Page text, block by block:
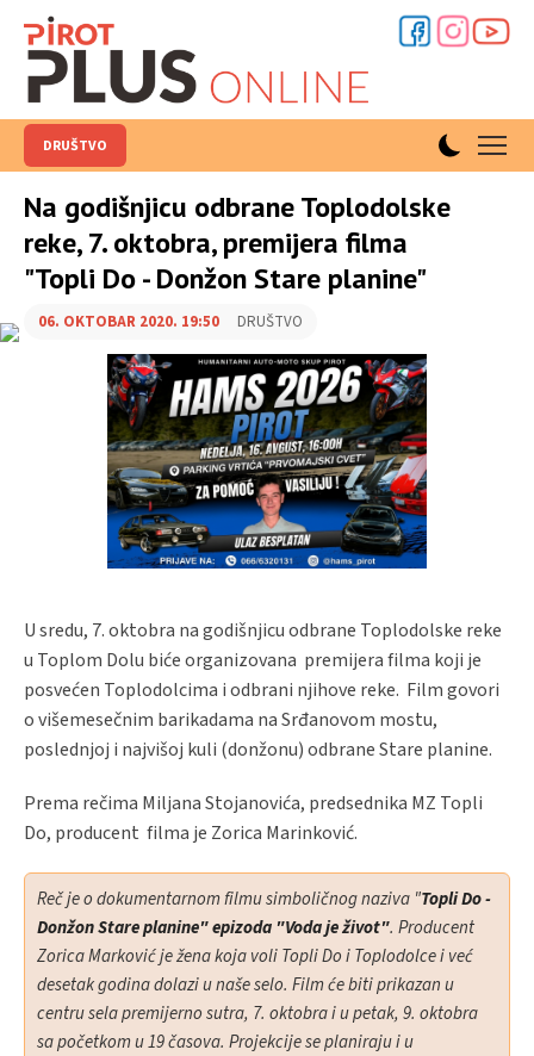
DRUŠTVO
Na godišnjicu odbrane Toplodolske
reke, 7. oktobra, premijera filma
"Topli Do - Donžon Stare planine"
06. OKTOBAR 2020. 19:50 DRUŠTVO
U sredu, 7. oktobra na godišnjicu odbrane Toplodolske reke
u Toplom Dolu biće organizovana premijera filma koji je
posvećen Toplodolcima i odbrani njihove reke. Film govori
o višemesečnim barikadama na Srđanovom mostu,
poslednjoj i najvišoj kuli (donžonu) odbrane Stare planine.
Prema rečima Miljana Stojanovića, predsednika MZ Topli
Do, producent filma je Zorica Marinković.
Reč je o dokumentarnom filmu simboličnog naziva "Topli Do -
Donžon Stare planine" epizoda "Voda je život". Producent
Zorica Marković je žena koja voli Topli Do i Toplodolce i već
desetak godina dolazi u naše selo. Film će biti prikazan u
centru sela premijerno sutra, 7. oktobra i u petak, 9. oktobra
sa početkom u 19 časova. Projekcije se planiraju i u